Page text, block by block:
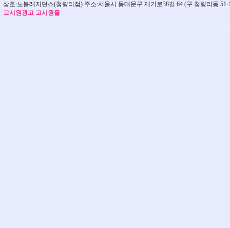
상호:노블레지던스(청량리점) 주소:서울시 동대문구 제기로38길 64 (구.청량리동 51-
고시원광고 고시원올